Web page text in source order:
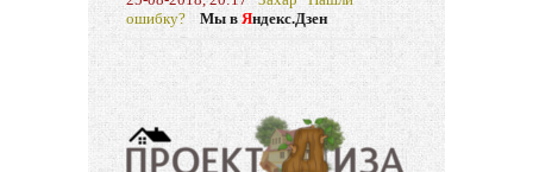
ошибку?
Мы вЯндекс.Дзен